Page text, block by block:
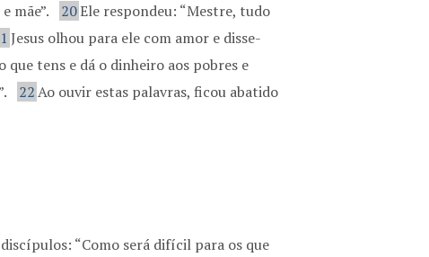
mãe”.
20Ele respondeu: “Mestre, tudo
Jesus olhou para ele com amor e disse-
que tens e dá o dinheiro aos pobres e
22Ao ouvir estas palavras, ficou abatido
“Como será difícil para os que